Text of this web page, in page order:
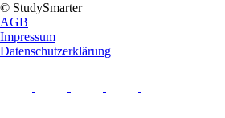
© StudySmarter
AGB
Impressum
Datenschutzerklärung